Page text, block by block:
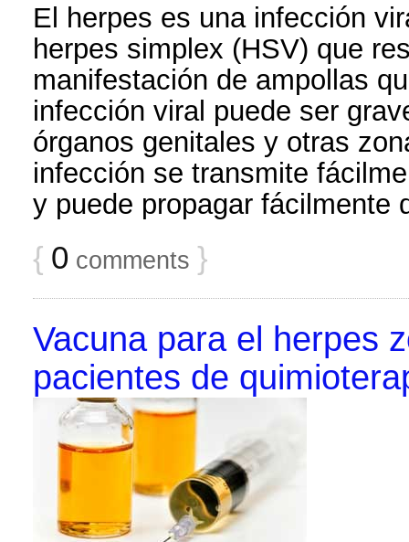
El herpes es una infección
herpes simplex (HSV) que
manifestación de ampollas
infección viral puede ser
órganos genitales y otras
infección se transmite
y puede propagar
{ 0 comments }
Vacuna para el herpes
pacientes de